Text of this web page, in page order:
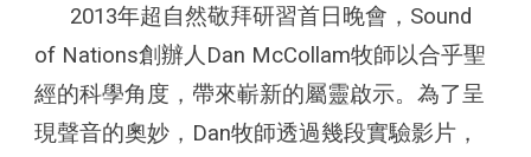
2013年超自然敬拜研習首日晚會，Sound
of Nations創辦人Dan McCollam牧師以合乎聖
經的科學角度，帶來嶄新的屬靈啟示。為了呈
現聲音的奧妙，Dan牧師透過幾段實驗影片，